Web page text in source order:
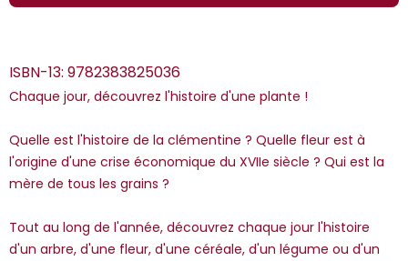
ISBN-13: 9782383825036
Chaque jour, découvrez l'histoire d'une plante !
Quelle est l'histoire de la clémentine ? Quelle fleur est à
l'origine d'une crise économique du XVIIe siècle ? Qui est la
mère de tous les grains ?
Tout au long de l'année, découvrez chaque jour l'histoire
d'un arbre, d'une fleur, d'une céréale, d'un légume ou d'un
*Guests cannot publish reviews